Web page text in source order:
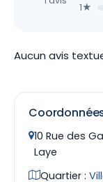
1★
Aucun avis
10 Rue des
Laye
Quartier :